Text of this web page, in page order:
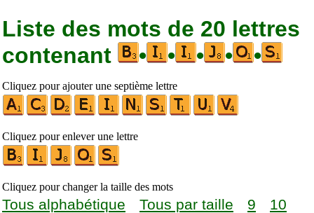
Liste des mots de 20 lettres
contenant
• • • • •
Cliquez pour ajouter une septième lettre
Cliquez pour enlever une lettre
Cliquez pour changer la taille des mots
Tous alphabétique Tous par taille 9
10